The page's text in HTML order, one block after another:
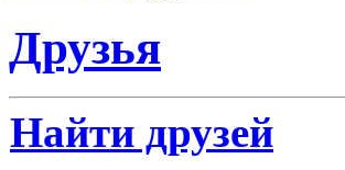
Друзья
Найти друзей